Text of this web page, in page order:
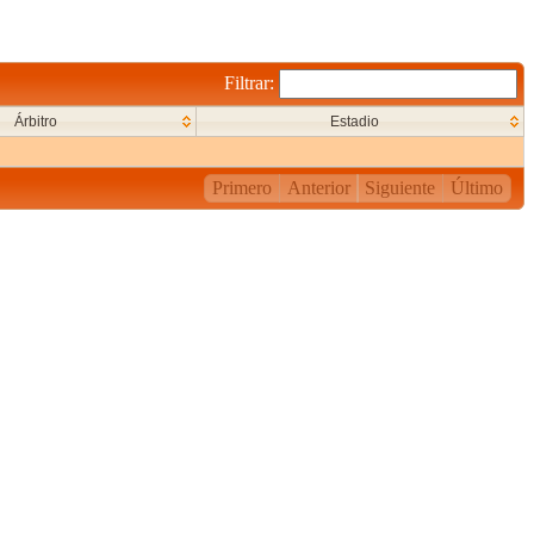
Filtrar:
Árbitro Estadio
Primero Anterior Siguiente Último